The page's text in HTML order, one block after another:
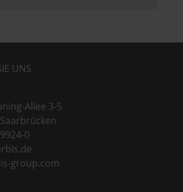
UNS
Allee 3-5
0
group.com